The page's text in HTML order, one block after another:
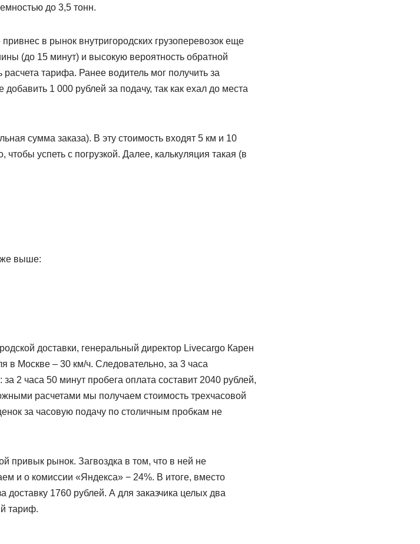
до 3,5 тонн.
в рынок внутригородских грузоперевозок еще
(до 15 минут) и высокую вероятность обратной
тарифа. Ранее водитель мог получить за
1 000 рублей за подачу, так как ехал до места
сумма заказа). В эту стоимость входят 5 км и 10
успеть с погрузкой. Далее, калькуляция такая (в
выше:
доставки, генеральный директор Livecargo Карен
в Москве – 30 км/ч. Следовательно, за 3 часа
2 часа 50 минут пробега оплата составит 2040 рублей,
расчетами мы получаем стоимость трехчасовой
за часовую подачу по столичным пробкам не
привык рынок. Загвоздка в том, что в ней не
и о комиссии «Яндекса» − 24%. В итоге, вместо
доставку 1760 рублей. А для заказчика целых два
тариф.